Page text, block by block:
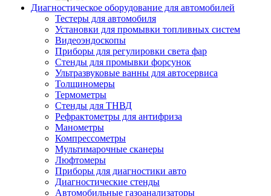
Диагностическое оборудование для автомобилей
Тестеры для автомобиля
Установки для промывки топливных систем
Видеоэндоскопы
Приборы для регулировки света фар
Стенды для промывки форсунок
Ультразвуковые ванны для автосервиса
Толщиномеры
Термометры
Стенды для ТНВД
Рефрактометры для антифриза
Манометры
Компрессометры
Мультимарочные сканеры
Люфтомеры
Приборы для диагностики авто
Диагностические стенды
Автомобильные газоанализаторы